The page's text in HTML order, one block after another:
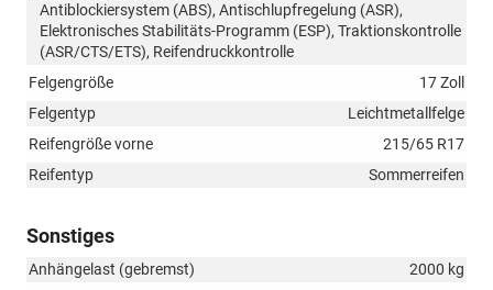
Antiblockiersystem (ABS), Antischlupfregelung (ASR),
Elektronisches Stabilitäts-Programm (ESP), Traktionskontrolle
(ASR/CTS/ETS), Reifendruckkontrolle
Felgengröße
17 Zoll
Felgentyp
Leichtmetallfelge
Reifengröße vorne
215/65 R17
Reifentyp
Sommerreifen
Sonstiges
Anhängelast (gebremst)
2000 kg